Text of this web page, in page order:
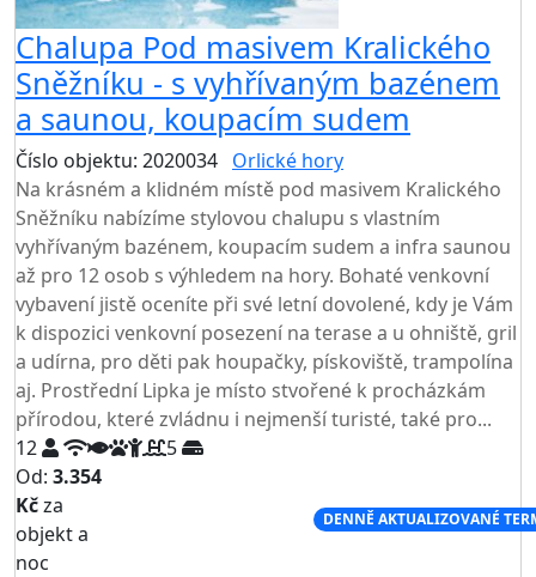
Chalupa Pod masivem Kralického
Sněžníku - s vyhřívaným bazénem
a saunou, koupacím sudem
Číslo objektu: 2020034 Orlické hory
Na krásném a klidném místě pod masivem Kralického
Sněžníku nabízíme stylovou chalupu s vlastním
vyhřívaným bazénem, koupacím sudem a infra saunou
až pro 12 osob s výhledem na hory. Bohaté venkovní
vybavení jistě oceníte při své letní dovolené, kdy je Vám
k dispozici venkovní posezení na terase a u ohniště, gril
a udírna, pro děti pak houpačky, pískoviště, trampolína
aj. Prostřední Lipka je místo stvořené k procházkám
přírodou, které zvládnu i nejmenší turisté, také pro...
12
5
Od: 3.354
Kčza
objekt a
noc
DENNĚ AKTUALIZOVANÉ